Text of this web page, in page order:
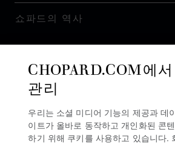
쇼파드의 역사
뉴스레터 구독
CHOPARD.COM에
관리
우리는 소셜 미디어 기능의 제공과 데
이트가 올바로 동작하고 개인화된 콘
하기 위해 쿠키를 사용하고 있습니다.